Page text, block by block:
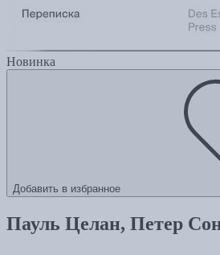
Новинка
Добавить в избранное
Пауль Целан, Петер